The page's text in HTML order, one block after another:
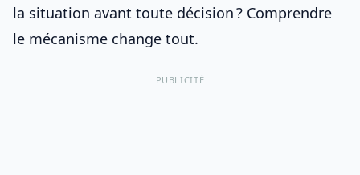
la situation avant toute décision ? Comprendre
le mécanisme change tout.
PUBLICITÉ